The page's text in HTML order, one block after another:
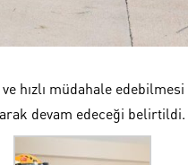
hızlı müdahale
devam edeceği belirtildi.